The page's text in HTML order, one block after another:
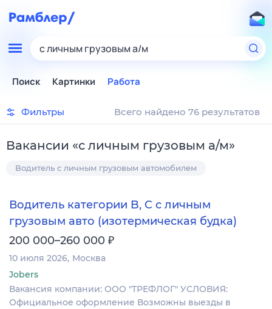
с личным грузовым а/м
Поиск Картинки Работа
Фильтры Всего найдено 76 результатов
Вакансии «с личным грузовым а/м»
Водитель с личным грузовым автомобилем
Водитель категории B, C с личным
грузовым авто (изотермическая будка)
200 000–260 000 ₽
10 июля 2026 Москва
Jobers
Вакансия компании: ООО "ТРЕФЛОГ" УСЛОВИЯ:
Официальное оформление Возможны выезды в